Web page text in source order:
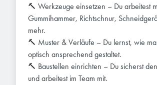
🔨 Werkzeuge einsetzen – Du arbeitest
Gummihammer, Richtschnur,
mehr.
🔨 Muster & Verläufe – Du lernst, wie
optisch ansprechend gestaltet.
🔨 Baustellen einrichten – Du sicherst
und arbeitest im Team mit.